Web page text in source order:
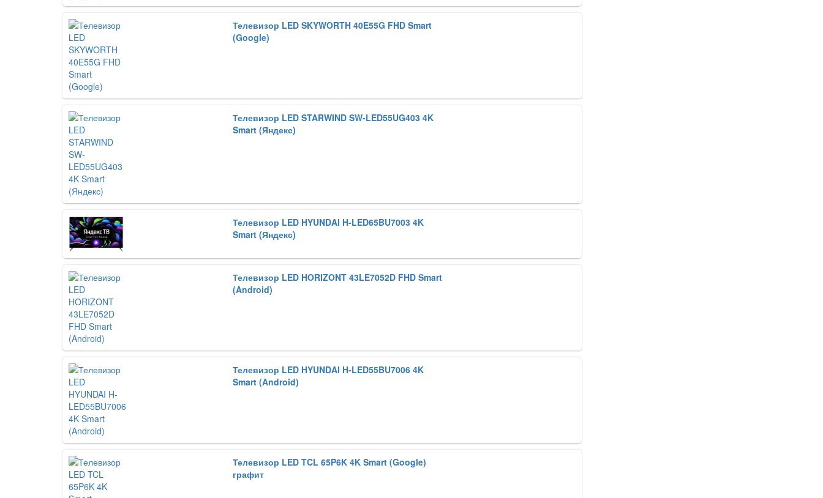
Телевизор LED SKYWORTH 40E55G FHD Smart
(Google)
Телевизор LED STARWIND SW-LED55UG403 4K
Smart (Яндекс)
Телевизор LED HYUNDAI H-LED65BU7003 4K
Smart (Яндекс)
Телевизор LED HORIZONT 43LE7052D FHD Smart
(Android)
Телевизор LED HYUNDAI H-LED55BU7006 4K
Smart (Android)
Телевизор LED TCL 65P6K 4K Smart (Google)
графит